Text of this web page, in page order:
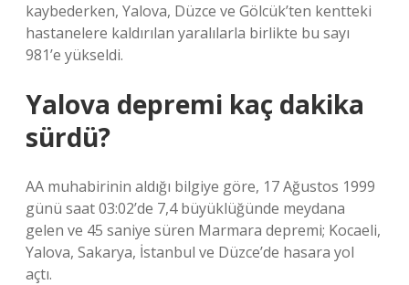
kaybederken, Yalova, Düzce ve Gölcük’ten kentteki
hastanelere kaldırılan yaralılarla birlikte bu sayı
981’e yükseldi.
Yalova depremi kaç dakika
sürdü?
AA muhabirinin aldığı bilgiye göre, 17 Ağustos 1999
günü saat 03:02’de 7,4 büyüklüğünde meydana
gelen ve 45 saniye süren Marmara depremi; Kocaeli,
Yalova, Sakarya, İstanbul ve Düzce’de hasara yol
açtı.